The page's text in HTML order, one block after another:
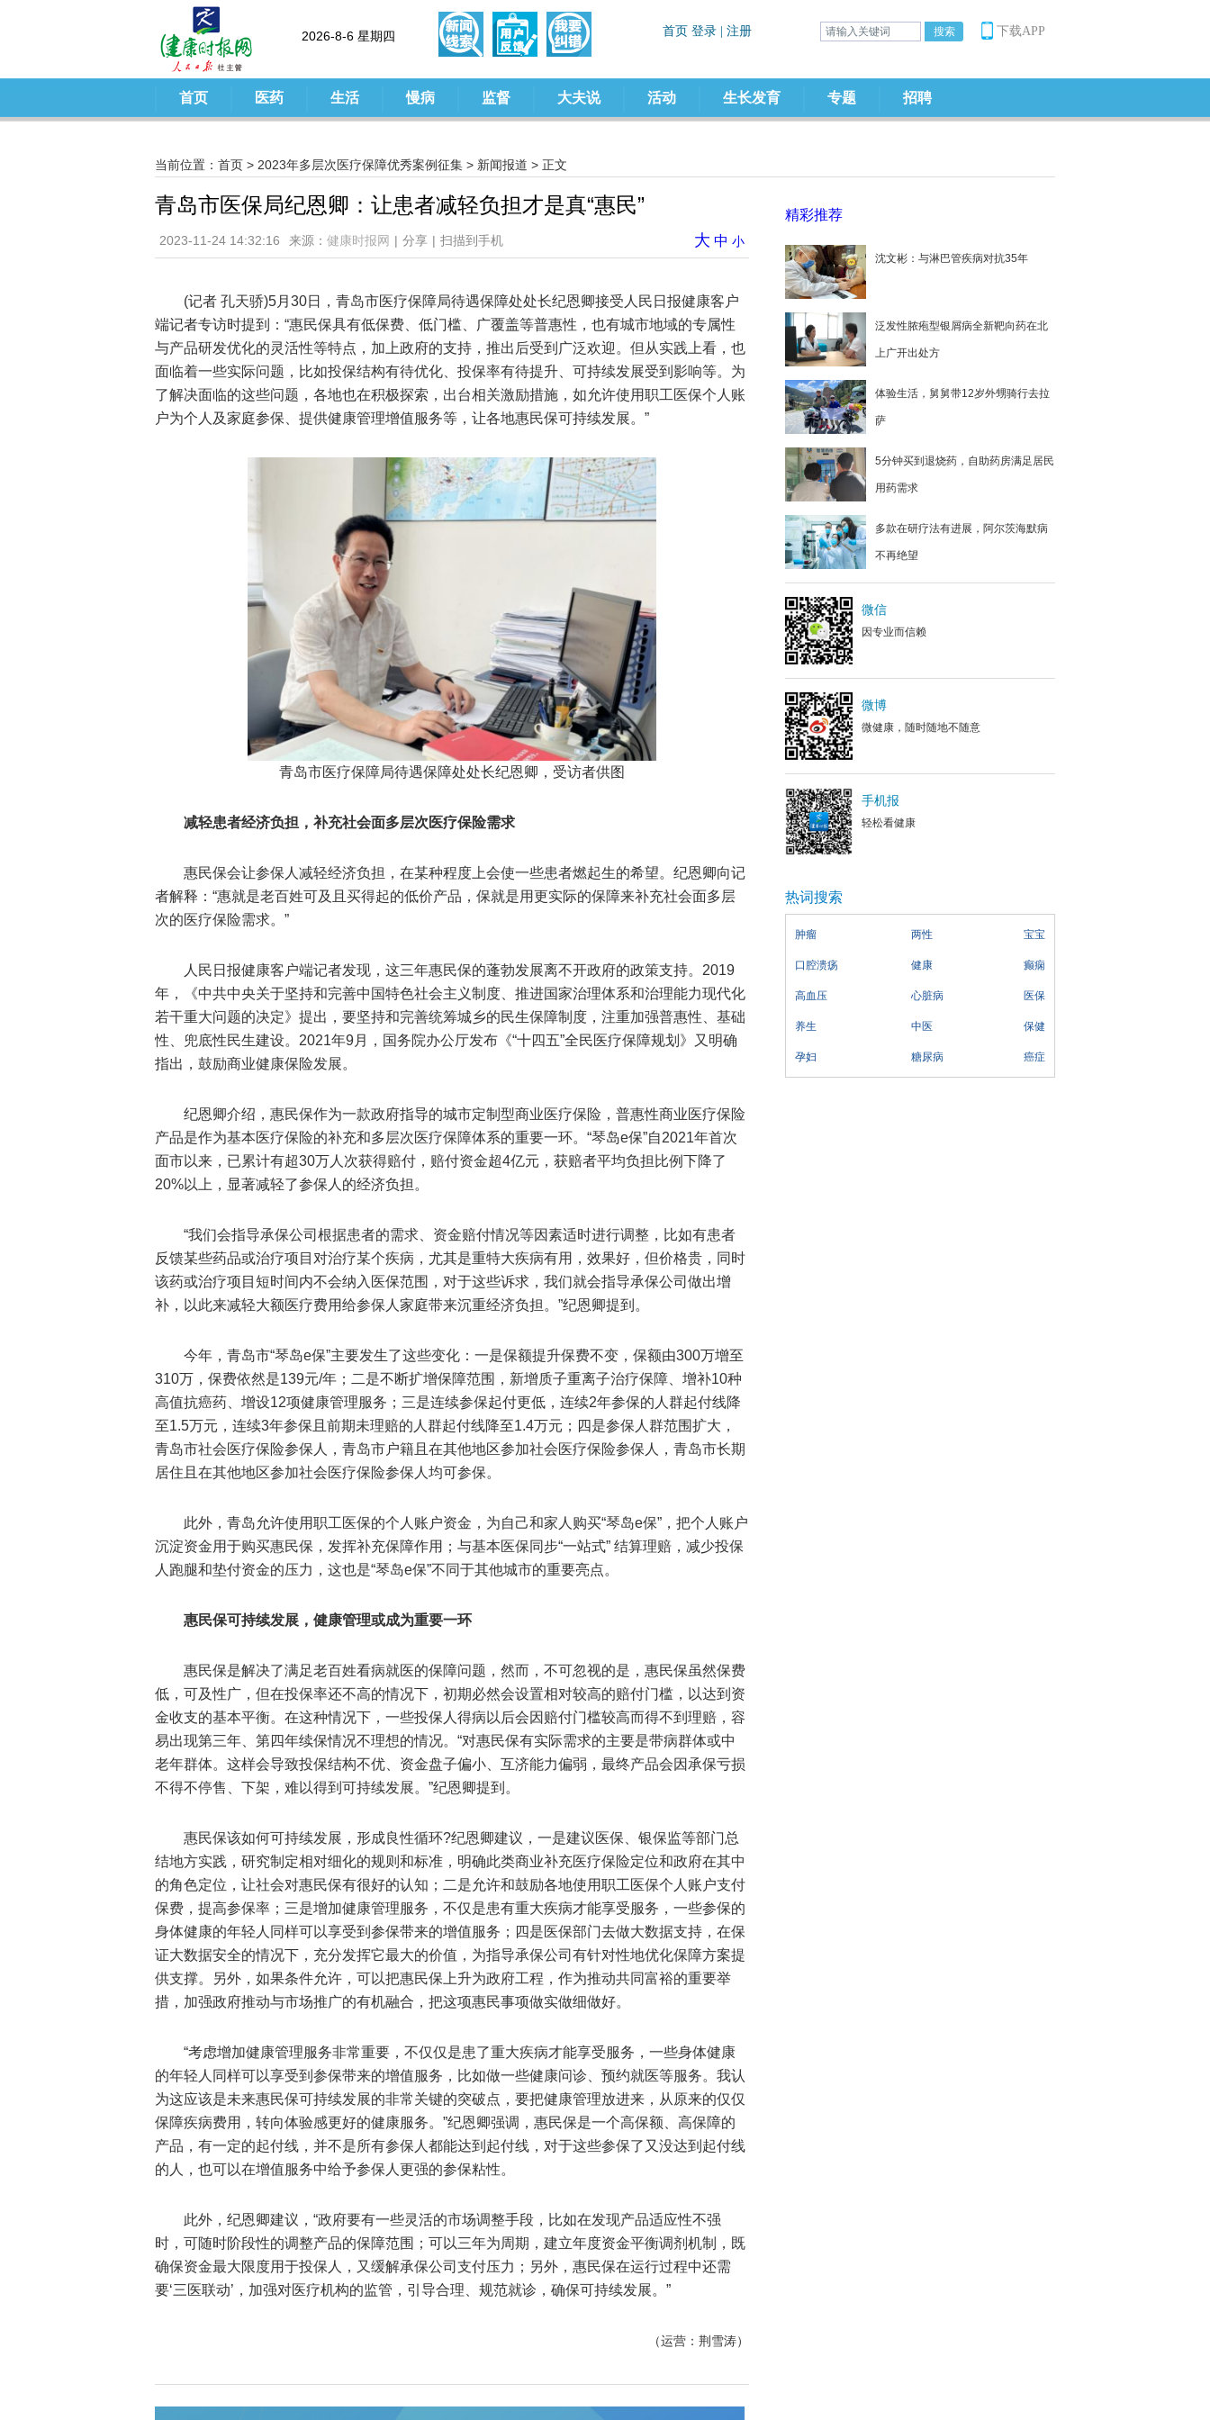
2026-8-6 星期四 下载APP
首页 医药 生活 慢病 监督 大夫说 活动 生长发育 专题 招聘
当前位置： 首页 > 2023年多层次医疗保障优秀案例征集 > 新闻报道 > 正文
青岛市医保局纪恩卿：让患者减轻负担才是真“惠民”
2023-11-24 14:32:16 来源： 健康时报网 | 分享 | 扫描到手机 大 中 小
(记者 孔天骄)5月30日，青岛市医疗保障局待遇保障处处长纪恩卿接受人民日报健康客户
端记者专访时提到：“惠民保具有低保费、低门槛、广覆盖等普惠性，也有城市地域的专属性
与产品研发优化的灵活性等特点，加上政府的支持，推出后受到广泛欢迎。但从实践上看，也
面临着一些实际问题，比如投保结构有待优化、投保率有待提升、可持续发展受到影响等。为
了解决面临的这些问题，各地也在积极探索，出台相关激励措施，如允许使用职工医保个人账
户为个人及家庭参保、提供健康管理增值服务等，让各地惠民保可持续发展。”
青岛市医疗保障局待遇保障处处长纪恩卿，受访者供图
减轻患者经济负担，补充社会面多层次医疗保险需求
惠民保会让参保人减轻经济负担，在某种程度上会使一些患者燃起生的希望。纪恩卿向记
者解释：“惠就是老百姓可及且买得起的低价产品，保就是用更实际的保障来补充社会面多层
次的医疗保险需求。”
人民日报健康客户端记者发现，这三年惠民保的蓬勃发展离不开政府的政策支持。2019
年，《中共中央关于坚持和完善中国特色社会主义制度、推进国家治理体系和治理能力现代化
若干重大问题的决定》提出，要坚持和完善统筹城乡的民生保障制度，注重加强普惠性、基础
性、兜底性民生建设。2021年9月，国务院办公厅发布《“十四五”全民医疗保障规划》又明确
指出，鼓励商业健康保险发展。
纪恩卿介绍，惠民保作为一款政府指导的城市定制型商业医疗保险，普惠性商业医疗保险
产品是作为基本医疗保险的补充和多层次医疗保障体系的重要一环。“琴岛e保”自2021年首次
面市以来，已累计有超30万人次获得赔付，赔付资金超4亿元，获赔者平均负担比例下降了
20%以上，显著减轻了参保人的经济负担。
“我们会指导承保公司根据患者的需求、资金赔付情况等因素适时进行调整，比如有患者
反馈某些药品或治疗项目对治疗某个疾病，尤其是重特大疾病有用，效果好，但价格贵，同时
该药或治疗项目短时间内不会纳入医保范围，对于这些诉求，我们就会指导承保公司做出增
补，以此来减轻大额医疗费用给参保人家庭带来沉重经济负担。”纪恩卿提到。
今年，青岛市“琴岛e保”主要发生了这些变化：一是保额提升保费不变，保额由300万增至
310万，保费依然是139元/年；二是不断扩增保障范围，新增质子重离子治疗保障、增补10种
高值抗癌药、增设12项健康管理服务；三是连续参保起付更低，连续2年参保的人群起付线降
至1.5万元，连续3年参保且前期未理赔的人群起付线降至1.4万元；四是参保人群范围扩大，
青岛市社会医疗保险参保人，青岛市户籍且在其他地区参加社会医疗保险参保人，青岛市长期
居住且在其他地区参加社会医疗保险参保人均可参保。
此外，青岛允许使用职工医保的个人账户资金，为自己和家人购买“琴岛e保”，把个人账户
沉淀资金用于购买惠民保，发挥补充保障作用；与基本医保同步“一站式” 结算理赔，减少投保
人跑腿和垫付资金的压力，这也是“琴岛e保”不同于其他城市的重要亮点。
惠民保可持续发展，健康管理或成为重要一环
惠民保是解决了满足老百姓看病就医的保障问题，然而，不可忽视的是，惠民保虽然保费
低，可及性广，但在投保率还不高的情况下，初期必然会设置相对较高的赔付门槛，以达到资
金收支的基本平衡。在这种情况下，一些投保人得病以后会因赔付门槛较高而得不到理赔，容
易出现第三年、第四年续保情况不理想的情况。“对惠民保有实际需求的主要是带病群体或中
老年群体。这样会导致投保结构不优、资金盘子偏小、互济能力偏弱，最终产品会因承保亏损
不得不停售、下架，难以得到可持续发展。”纪恩卿提到。
惠民保该如何可持续发展，形成良性循环?纪恩卿建议，一是建议医保、银保监等部门总
结地方实践，研究制定相对细化的规则和标准，明确此类商业补充医疗保险定位和政府在其中
的角色定位，让社会对惠民保有很好的认知；二是允许和鼓励各地使用职工医保个人账户支付
保费，提高参保率；三是增加健康管理服务，不仅是患有重大疾病才能享受服务，一些参保的
身体健康的年轻人同样可以享受到参保带来的增值服务；四是医保部门去做大数据支持，在保
证大数据安全的情况下，充分发挥它最大的价值，为指导承保公司有针对性地优化保障方案提
供支撑。另外，如果条件允许，可以把惠民保上升为政府工程，作为推动共同富裕的重要举
措，加强政府推动与市场推广的有机融合，把这项惠民事项做实做细做好。
“考虑增加健康管理服务非常重要，不仅仅是患了重大疾病才能享受服务，一些身体健康
的年轻人同样可以享受到参保带来的增值服务，比如做一些健康问诊、预约就医等服务。我认
为这应该是未来惠民保可持续发展的非常关键的突破点，要把健康管理放进来，从原来的仅仅
保障疾病费用，转向体验感更好的健康服务。”纪恩卿强调，惠民保是一个高保额、高保障的
产品，有一定的起付线，并不是所有参保人都能达到起付线，对于这些参保了又没达到起付线
的人，也可以在增值服务中给予参保人更强的参保粘性。
此外，纪恩卿建议，“政府要有一些灵活的市场调整手段，比如在发现产品适应性不强
时，可随时阶段性的调整产品的保障范围；可以三年为周期，建立年度资金平衡调剂机制，既
确保资金最大限度用于投保人，又缓解承保公司支付压力；另外，惠民保在运行过程中还需
要‘三医联动’，加强对医疗机构的监管，引导合理、规范就诊，确保可持续发展。”
（运营：荆雪涛）
精彩推荐
沈文彬：与淋巴管疾病对抗35年
泛发性脓疱型银屑病全新靶向药在北
上广开出处方
体验生活，舅舅带12岁外甥骑行去拉
萨
5分钟买到退烧药，自助药房满足居民
用药需求
多款在研疗法有进展，阿尔茨海默病
不再绝望
微信
因专业而信赖
微博
微健康，随时随地不随意
手机报
轻松看健康
热词搜索
肿瘤 两性 宝宝
口腔溃疡 健康 癫痫
高血压 心脏病 医保
养生 中医 保健
孕妇 糖尿病 癌症